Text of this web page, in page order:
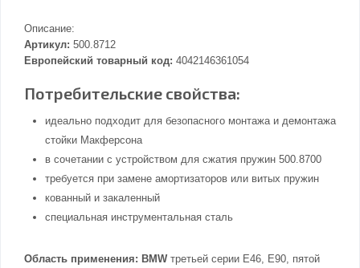
Описание:
Артикул: 500.8712
Европейский товарный код: 4042146361054
Потребительские свойства:
идеально подходит для безопасного монтажа и демонтажа
стойки Макферсона
в сочетании с устройством для сжатия пружин 500.8700
требуется при замене амортизаторов или витых пружин
кованный и закаленный
специальная инструментальная сталь
Область применения: BMW третьей серии E46, E90, пятой